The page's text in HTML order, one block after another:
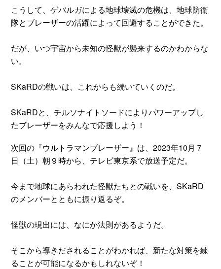
こうして、ゲバルガによる地球壊滅の危機は、地球防衛
隊とブレーザーの活躍によって回避することができた。
だが、いつ宇宙から未知の怪獣が襲来するのかわからな
い。
SKaRDの戦いは、これからも続いていくのだ。
SKaRDと、チルソナイトソードによりパワーアップし
たブレーザーをみんなで応援しよう！
次回の『ウルトラマンブレーザー』は、2023年10月７
日（土）朝９時から、テレビ東京系で放送予定だ。
今まで地球にあらわれた怪獣たちとの戦いを、SKaRD
のメンバーとともに振り返るぞ。
怪獣の現出には、なにか法則があるようだ。
そこから導きだされることがわかれば、新たな対策を練
ることが可能になるかもしれないぞ！